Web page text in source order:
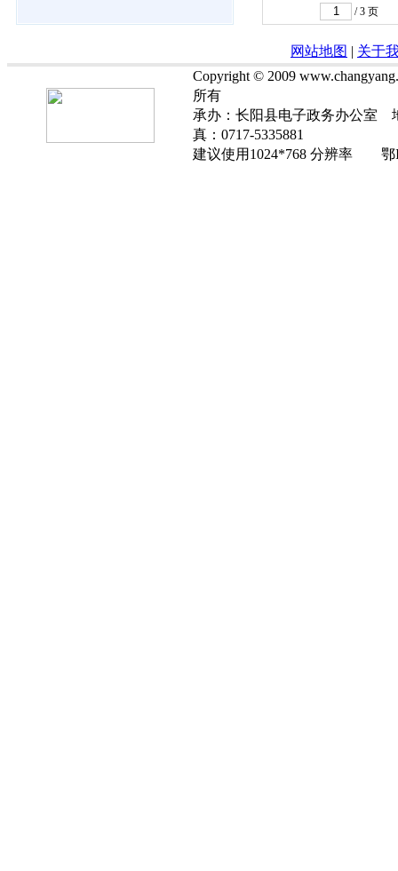
/3 页
网站地图 | 关于
Copyright © 2009
所有
承办：长阳县电子政务办公室
真：0717-5335881
建议使用1024*768 分辨率 鄂